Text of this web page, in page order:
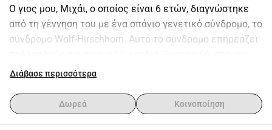
Ο γιος μου, Μιχάι, ο οποίος είναι 6 ετών, διαγνώστηκε
από τη γέννηση του με ένα σπάνιο γενετικό σύνδρομο, το
σύνδρομο Wolf-Hirschhorn. Αυτό το σύνδρομο επηρεάζει
νεφρούς, μυοσκελετικό σύστημα με διαταραχές βάδισης
παγκόσμια αναπτυξιακή καθυστέρηση, νοητική υστέρηση,
απουσία ομιλίας και επιληψία.
Διάβασε περισσότερα
Δωρεά Κοινοποίηση